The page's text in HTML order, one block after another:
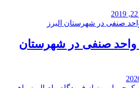
پلمب ۶ واحد صنفی در شهرستان